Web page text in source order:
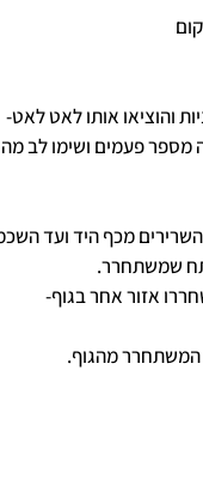
והוציאו אותו לאט לאט-
פעמים ושימו לב מה
מכף היד ועד
אזור אחר בגוף-
המשתחרר מהגוף.